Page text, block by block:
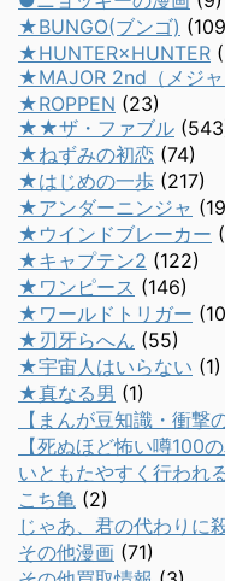
★BUNGO(ブンゴ)
★HUNTER×HUNTER
★MAJOR 2nd（メジャ
★ROPPEN (23)
★★ザ・ファブル
★ねずみの初恋 (74)
★はじめの一歩 (217)
★アンダーニンジャ
★ウインドブレーカー
★キャプテン2 (122)
★ワンピース (146)
★ワールドトリガー
★刃牙らへん (55)
★宇宙人はいらない (1)
★真なる男 (1)
【まんが豆知識・衝撃
【死ぬほど怖い噂100の
いともたやすく行われ
こち亀 (2)
じゃあ、君の代わりに
その他漫画 (71)